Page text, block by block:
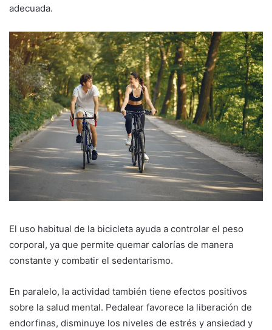
adecuada.
El uso habitual de la bicicleta ayuda a controlar el peso
corporal, ya que permite quemar calorías de manera
constante y combatir el sedentarismo.
En paralelo, la actividad también tiene efectos positivos
sobre la salud mental. Pedalear favorece la liberación de
endorfinas, disminuye los niveles de estrés y ansiedad y